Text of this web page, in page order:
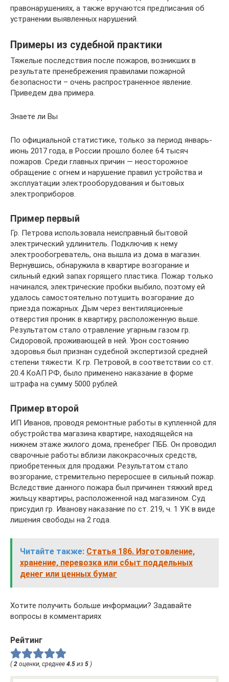
правонарушениях, а также вручаются предписания об
устранении выявленных нарушений.
Примеры из судебной практики
Тяжелые последствия после пожаров, возникших в
результате пренебрежения правилами пожарной
безопасности – очень распространенное явление.
Приведем два примера.
Знаете ли Вы
По официальной статистике, только за период январь-
июнь 2017 года, в России прошло более 64 тысяч
пожаров. Среди главных причин — неосторожное
обращение с огнем и нарушение правил устройства и
эксплуатации электрооборудования и бытовых
электроприборов.
Пример первый
Гр. Петрова использовала неисправный бытовой
электрический удлинитель. Подключив к нему
электрообогреватель, она вышла из дома в магазин.
Вернувшись, обнаружила в квартире возгорание и
сильный едкий запах горящего пластика. Пожар только
начинался, электрические пробки выбило, поэтому ей
удалось самостоятельно потушить возгорание до
приезда пожарных. Дым через вентиляционные
отверстия проник в квартиру, расположенную выше.
Результатом стало отравление угарным газом гр.
Сидоровой, проживающей в ней. Урон состоянию
здоровья был признан судебной экспертизой средней
степени тяжести. К гр. Петровой, в соответствии со ст.
20.4 КоАП РФ, было применено наказание в форме
штрафа на сумму 5000 рублей.
Пример второй
ИП Иванов, проводя ремонтные работы в купленной для
обустройства магазина квартире, находящейся на
нижнем этаже жилого дома, пренебрег ПББ. Он проводил
сварочные работы вблизи лакокрасочных средств,
приобретенных для продажи. Результатом стало
возгорание, стремительно переросшее в сильный пожар.
Вследствие данного пожара был причинен тяжкий вред
жильцу квартиры, расположенной над магазином. Суд
присудил гр. Иванову наказание по ст. 219, ч. 1 УК в виде
лишения свободы на 2 года.
Читайте также: Статья 186. Изготовление,
хранение, перевозка или сбыт поддельных
денег или ценных бумаг
Хотите получить больше информации? Задавайте
вопросы в комментариях
Рейтинг
( 2 оценки, среднее 4.5 из 5 )